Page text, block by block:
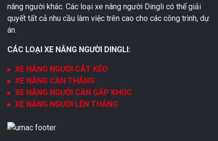
nâng người khác. Các loại xe nâng người Dingli có thể giải
quyết tất cả nhu cầu làm việc trên cao cho các công trình, dự
án.
CÁC LOẠI XE NÂNG NGƯỜI DINGLI:
XE NÂNG NGƯỜI CẮT KÉO
XE NÂNG CẦN THẲNG
XE NÂNG NGƯỜI CẦN GẤP KHÚC
XE NÂNG NGƯỜI LÊN THẲNG